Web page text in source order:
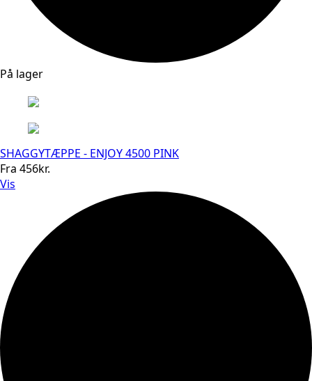
På lager
SHAGGYTÆPPE - ENJOY 4500 PINK
Fra 456kr.
Vis